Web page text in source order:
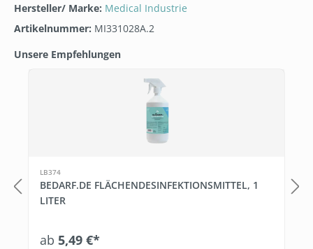
Hersteller/ Marke: Medical Industrie
Artikelnummer: MI331028A.2
Unsere Empfehlungen
Produktgalerie überspringen
LB374
BEDARF.DE FLÄCHENDESINFEKTIONSMITTEL, 1
LITER
ab 5,49 €*